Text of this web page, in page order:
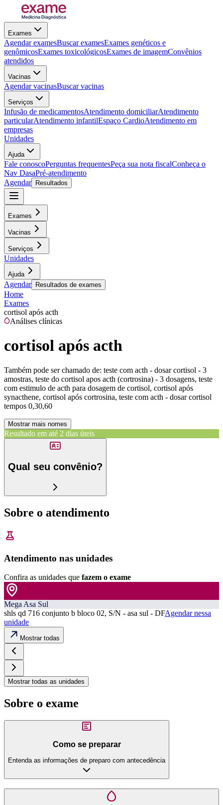
Exames
Agendar examesBuscar examesExames genéticos e
genômicosExames toxicológicosExames de imagemConvênios
atendidos
Vacinas
Agendar vacinasBuscar vacinas
Serviços
Infusão de medicamentosAtendimento domiciliarAtendimento
particularAtendimento infantilEspaço CardioAtendimento em
empresas
Unidades
Ajuda
Fale conoscoPerguntas frequentesPeça sua nota fiscalConheça o
Nav DasaPré-atendimento
Agendar
Resultados
Exames
Vacinas
Serviços
Unidades
Ajuda
Agendar Resultados de exames
Home
Exames
cortisol após acth
Análises clínicas
cortisol após acth
Também pode ser chamado de: teste com acth - dosar cortisol - 3
amostras, teste do cortisol apos acth (cortrosina) - 3 dosagens, teste
com estimulo de acth para dosagem de cortisol, cortisol após
synacthene, cortisol após cortrosina, teste com acth - dosar cortisol
tempos 0,30,60
Mostrar mais nomes
Resultado em até 2 dias úteis
Qual seu convênio?
Sobre o atendimento
Atendimento nas unidades
Confira as unidades que fazem o exame
Mega Asa Sul
shls qd 716 conjunto b bloco 02, S/N - asa sul - DFAgendar nessa
unidade
Mostrar todas
Mostrar todas as unidades
Sobre o exame
Como se preparar
Entenda as informações de preparo com antecedência